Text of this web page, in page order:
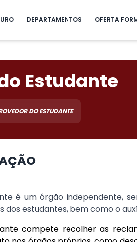
DEPARTAMENTOS OFERTA
Estudante
DO ESTUDANTE
é um órgão independente,
dos estudantes, bem como o
compete recolher as